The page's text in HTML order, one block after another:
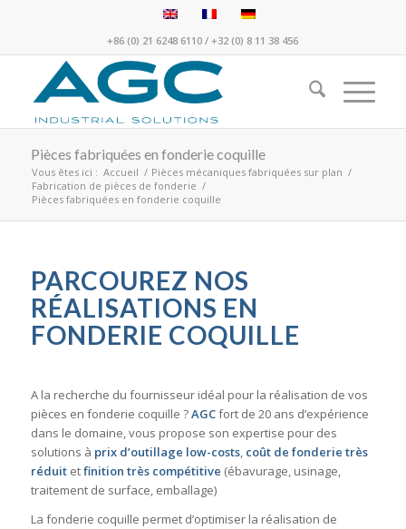
+86 (0) 21 6248 6110 /+32 (0) 8 11 38 456
Pièces fabriquées en fonderie coquille
Vous êtes ici : Accueil / Pièces mécaniques fabriquées sur plan /
Fabrication de pièces de fonderie /
Pièces fabriquées en fonderie coquille
PARCOUREZ NOS
RÉALISATIONS EN
FONDERIE COQUILLE
A la recherche du fournisseur idéal pour la réalisation de vos
pièces en fonderie coquille ?AGCfort de 20 ans d’expérience
dans le domaine, vous propose son expertise pour des
solutions à prix d’outillage low-costs, coût de fonderie très
réduitetfinition très compétitive (ébavurage, usinage,
traitement de surface, emballage)
La fonderie coquille permet d’optimiser la réalisation de